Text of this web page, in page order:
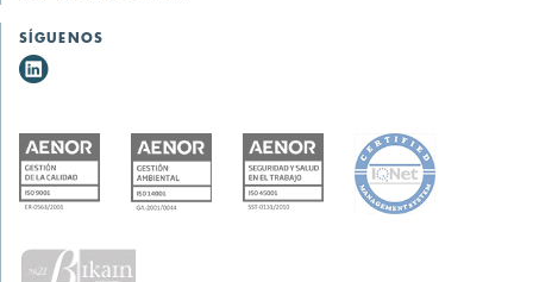
SÍGUENOS